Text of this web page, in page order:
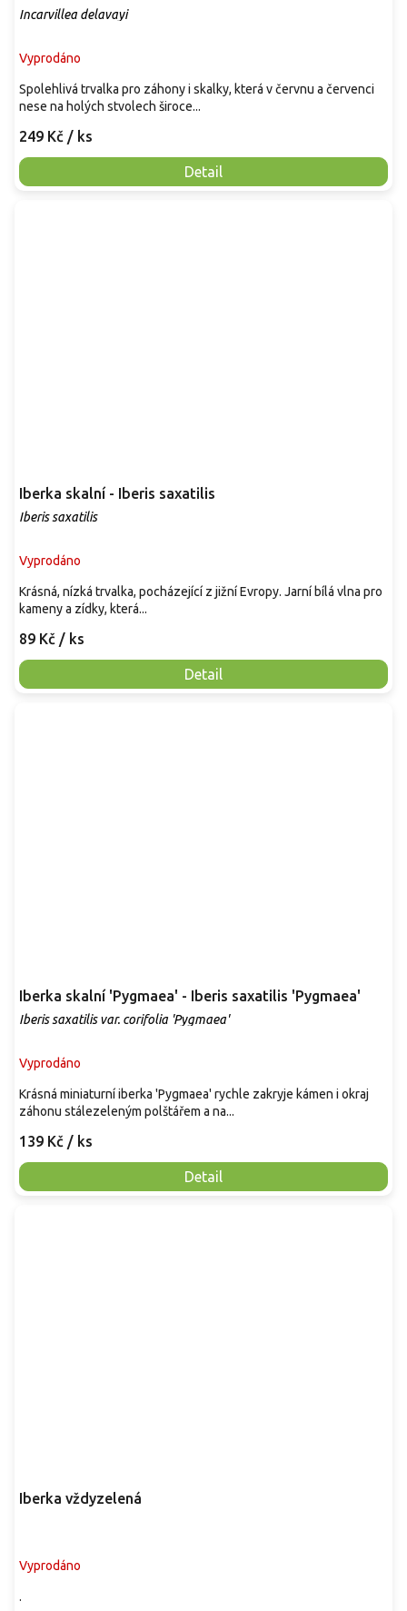
Incarvillea delavayi
Vyprodáno
249 Kč / ks
Detail
Spolehlivá trvalka pro záhony i skalky, která v červnu a červenci
nese na holých stvolech široce...
Iberka skalní - Iberis saxatilis
Iberis saxatilis
Vyprodáno
89 Kč / ks
Detail
Krásná, nízká trvalka, pocházející z jižní Evropy. Jarní bílá vlna pro
kameny a zídky, která...
Iberka skalní 'Pygmaea' - Iberis saxatilis 'Pygmaea'
Iberis saxatilis var. corifolia 'Pygmaea'
Vyprodáno
139 Kč / ks
Detail
Krásná miniaturní iberka 'Pygmaea' rychle zakryje kámen i okraj
záhonu stálezeleným polštářem a na...
Iberka vždyzelená
Vyprodáno
.